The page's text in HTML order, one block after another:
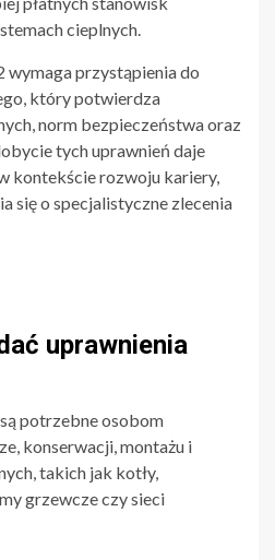
cieplnych.
wymaga przystąpienia do
który potwierdza
norm bezpieczeństwa oraz
tych uprawnień daje
kontekście rozwoju kariery,
się o specjalistyczne zlecenia
uprawnienia
potrzebne osobom
konserwacji, montażu i
takich jak kotły,
grzewcze czy sieci